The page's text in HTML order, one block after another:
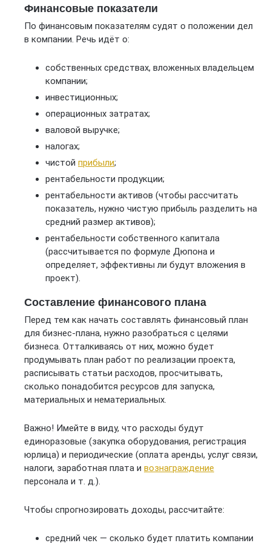
Финансовые показатели
По финансовым показателям судят о положении дел
в компании. Речь идёт о:
собственных средствах, вложенных владельцем
компании;
инвестиционных;
операционных затратах;
валовой выручке;
налогах;
чистой прибыли;
рентабельности продукции;
рентабельности активов (чтобы рассчитать
показатель, нужно чистую прибыль разделить на
средний размер активов);
рентабельности собственного капитала
(рассчитывается по формуле Дюпона и
определяет, эффективны ли будут вложения в
проект).
Составление финансового плана
Перед тем как начать составлять финансовый план
для бизнес-плана, нужно разобраться с целями
бизнеса. Отталкиваясь от них, можно будет
продумывать план работ по реализации проекта,
расписывать статьи расходов, просчитывать,
сколько понадобится ресурсов для запуска,
материальных и нематериальных.
Важно! Имейте в виду, что расходы будут
единоразовые (закупка оборудования, регистрация
юрлица) и периодические (оплата аренды, услуг связи,
налоги, заработная плата и вознаграждение
персонала и т. д.).
Чтобы спрогнозировать доходы, рассчитайте:
средний чек — сколько будет платить компании